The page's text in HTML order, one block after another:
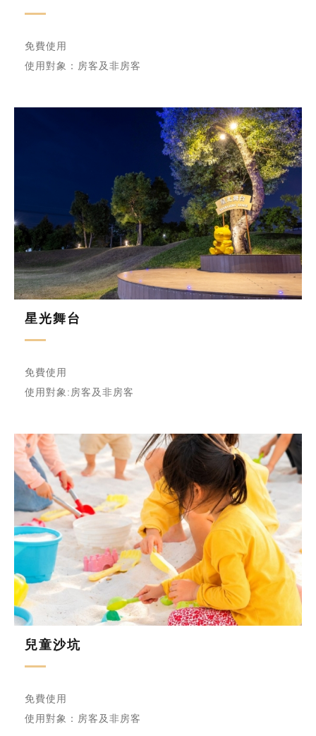
免費使用
使用對象：房客及非房客
星光舞台
免費使用
使用對象:房客及非房客
兒童沙坑
免費使用
使用對象：房客及非房客